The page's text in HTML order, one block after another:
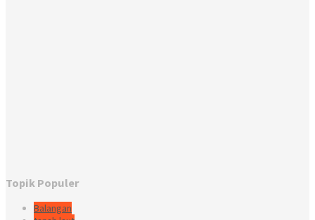
Topik Populer
Balangan